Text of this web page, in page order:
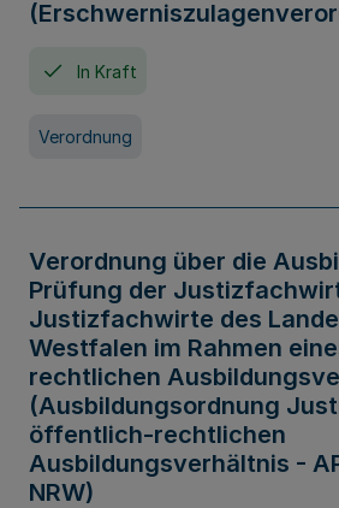
In Kraft
Verordnung
Verordnung über die
Prüfung der
Justizfachwirte des
Westfalen im Rahmen
rechtlichen
(Ausbildungsordnung
öffentlich-rechtlichen
Ausbildungsverhältnis -
NRW)